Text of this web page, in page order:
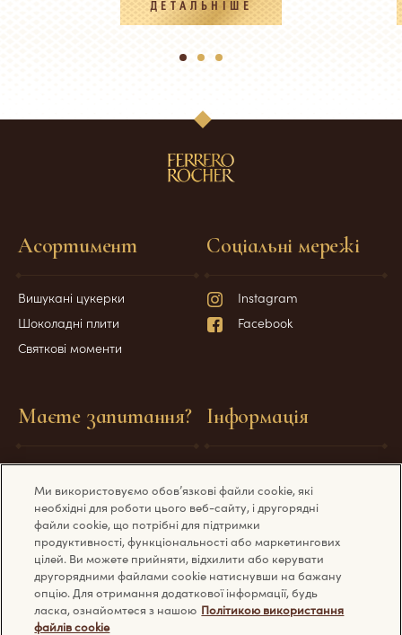
ДЕТАЛЬНІШЕ
1 2 3
Асортимент
Вишукані цукерки
Шоколадні плити
Святкові моменти
Маєте запитання?
Поширені питання
Зв'яжіться з нами
Інформація
Технічні вимоги
Політика конфіденційності
Політика використання cookie
Загальна інформація
Соціальні мережі
Instagram
Facebook
Ми використовуємо обов’язкові файли cookie, які
необхідні для роботи цього веб-сайту, і другорядні
файли cookie, що потрібні для підтримки
продуктивності, функціональності або маркетингових
цілей. Ви можете прийняти, відхилити або керувати
другорядними файлами cookie натиснувши на бажану
опцію. Для отримання додаткової інформації, будь
ласка, ознайомтеся з нашою Політикою використання
файлів cookie